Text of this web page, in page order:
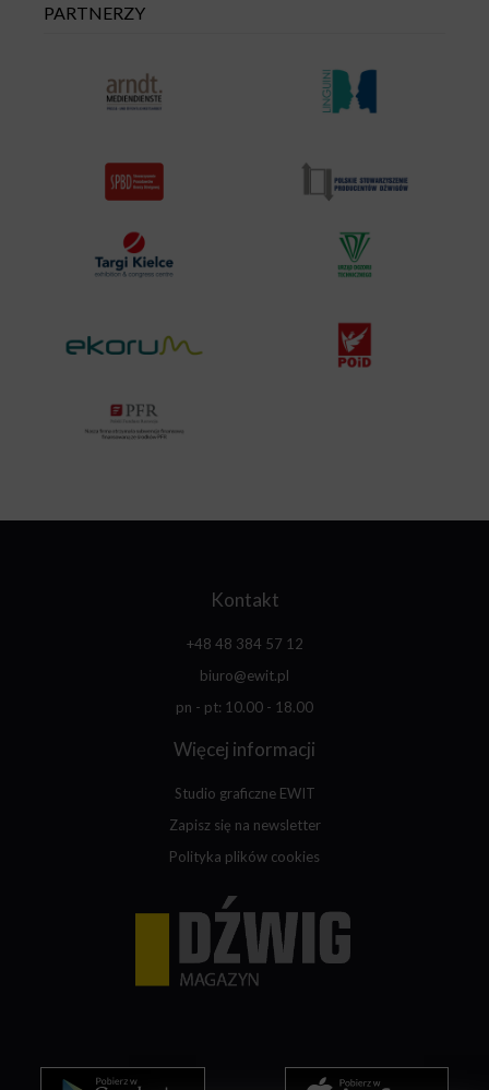
PARTNERZY
Kontakt
+48 48 384 57 12
biuro@ewit.pl
pn - pt: 10.00 - 18.00
Więcej informacji
Studio graficzne EWIT
Zapisz się na newsletter
Polityka plików cookies